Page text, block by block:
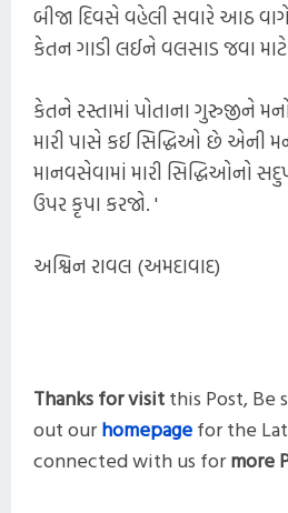
બીજા દિવસે વહેલી સવારે આઠ વાગે
કેતન ગાડી લઈને વલસાડ જવા
કેતને રસ્તામાં પોતાના ગુરુજીને
મારી પાસે કઈ સિદ્ધિઓ છે એની
માનવસેવામાં મારી સિદ્ધિઓનો
ઉપર કૃપા કરજો. '
અશ્વિન રાવલ (અમદાવાદ)
Thanks for visitthis Post,Be
out ourhomepagefor the
connected with us formore